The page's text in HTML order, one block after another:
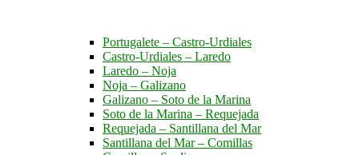
Portugalete – Castro-Urdiales
Castro-Urdiales – Laredo
Laredo – Noja
Noja – Galizano
Galizano – Soto de la Marina
Soto de la Marina – Requejada
Requejada – Santillana del Mar
Santillana del Mar – Comillas